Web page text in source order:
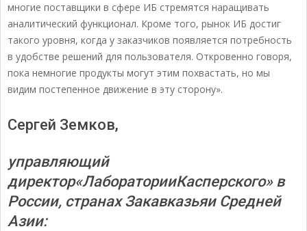
многие поставщики в сфере ИБ стремятся наращивать
аналитический функционал. Кроме того, рынок ИБ достиг
такого уровня, когда у заказчиков появляется потребность
в удобстве решений для пользователя. Откровенно говоря,
пока немногие продукты могут этим похвастать, но мы
видим постепенное движение в эту сторону».
Сергей Земков,
управляющий
директор«ЛабораторииКасперского» в
России, странах Закавказьяи Средней
Азии: